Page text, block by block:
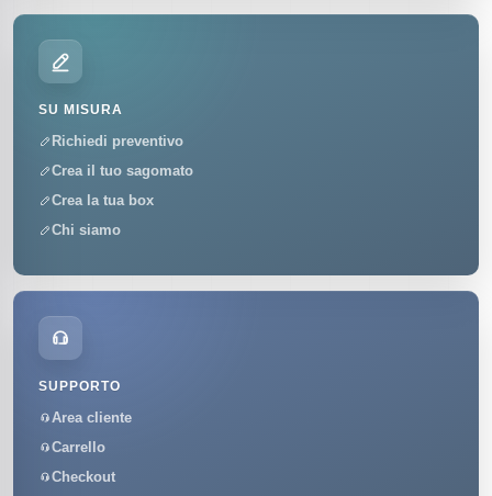
SU MISURA
Richiedi preventivo
Crea il tuo sagomato
Crea la tua box
Chi siamo
SUPPORTO
Area cliente
Carrello
Checkout